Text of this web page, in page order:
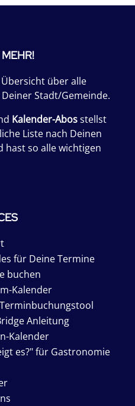
über alle
Stadt/Gemeinde.
Kalender-Abosstellst
Liste nach Deinen
hast so alle wichtigen
für Deine Termine
buchen
Kalender
Anleitung
Kalender
es?" für Gastronomie